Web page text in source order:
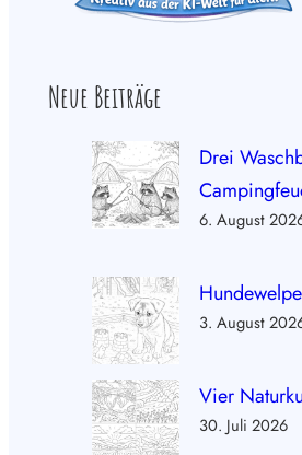
Neue Beiträge
Drei
6. August
3. August
Vier
30. Juli 2026